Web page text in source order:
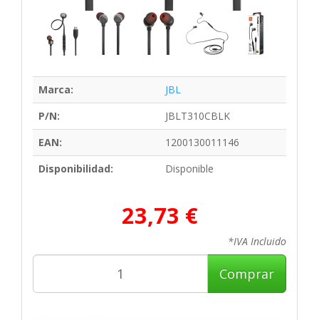
Marca:
JBL
P/N:
JBLT310CBLK
EAN:
1200130011146
Disponibilidad:
Disponible
23,73 €
*IVA Incluido
Comprar